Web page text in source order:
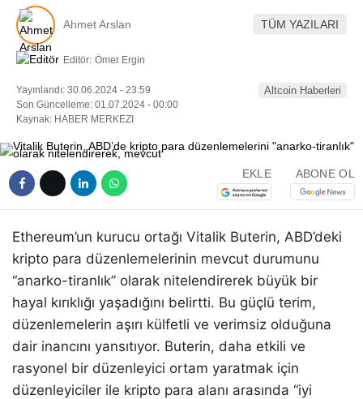
Ahmet Arslan TÜM YAZILARI
Editör: Ömer Ergin
Yayınlandı: 30.06.2024 - 23:59
Son Güncelleme: 01.07.2024 - 00:00
Kaynak: HABER MERKEZI
Altcoin Haberleri
EKLE ABONE OL
Ethereum’un kurucu ortağı Vitalik Buterin, ABD’deki
kripto para düzenlemelerinin mevcut durumunu
“anarko-tiranlık” olarak nitelendirerek büyük bir
hayal kırıklığı yaşadığını belirtti. Bu güçlü terim,
düzenlemelerin aşırı külfetli ve verimsiz olduğuna
dair inancını yansıtıyor. Buterin, daha etkili ve
rasyonel bir düzenleyici ortam yaratmak için
düzenleyiciler ile kripto para alanı arasında “iyi